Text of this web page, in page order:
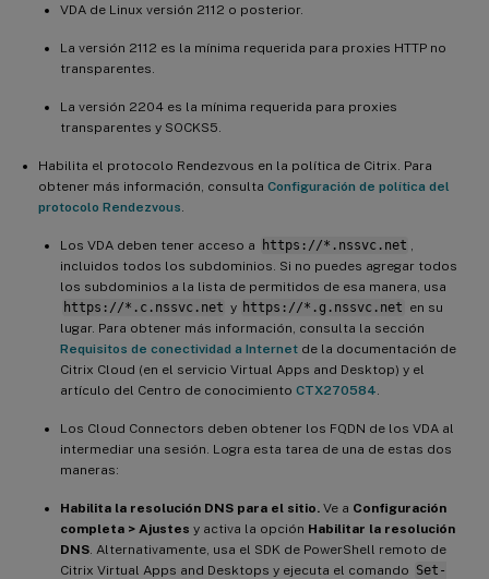
VDA de Linux versión 2112 o posterior.
La versión 2112 es la mínima requerida para proxies HTTP no
transparentes.
La versión 2204 es la mínima requerida para proxies
transparentes y SOCKS5.
Habilita el protocolo Rendezvous en la política de Citrix. Para
obtener más información, consulta Configuración de política del
protocolo Rendezvous
Los VDA deben tener acceso a https://*.nssvc.net
incluidos todos los subdominios. Si no puedes agregar todos
los subdominios a la lista de permitidos de esa manera, usa
https://*.c.nssvc.net y https://*.g.nssvc.net en su
lugar. Para obtener más información, consulta la sección
Requisitos de conectividad a Internet de la documentación de
Citrix Cloud (en el servicio Virtual Apps and Desktop) y el
artículo del Centro de conocimiento CTX270584
Los Cloud Connectors deben obtener los FQDN de los VDA al
intermediar una sesión. Logra esta tarea de una de estas dos
maneras:
Habilita la resolución DNS para el sitio. Ve a Configuración
completa > Ajustes y activa la opción Habilitar la resolución
DNS . Alternativamente, usa el SDK de PowerShell remoto de
Citrix Virtual Apps and Desktops y ejecuta el comando Set-